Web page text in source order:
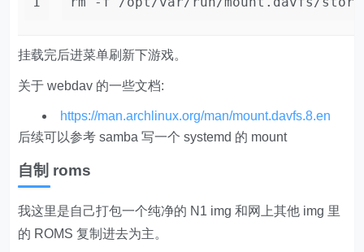
挂载完后进菜单刷新下游戏。
关于 webdav 的一些文档:
https://man.archlinux.org/man/mount.davfs.8.en
后续可以参考 samba 写一个 systemd 的 mount
自制 roms
我这里是自己打包一个纯净的 N1 img 和网上其他 img 里
的 ROMS 复制进去为主。